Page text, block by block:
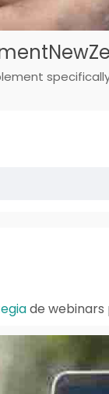
de webinars